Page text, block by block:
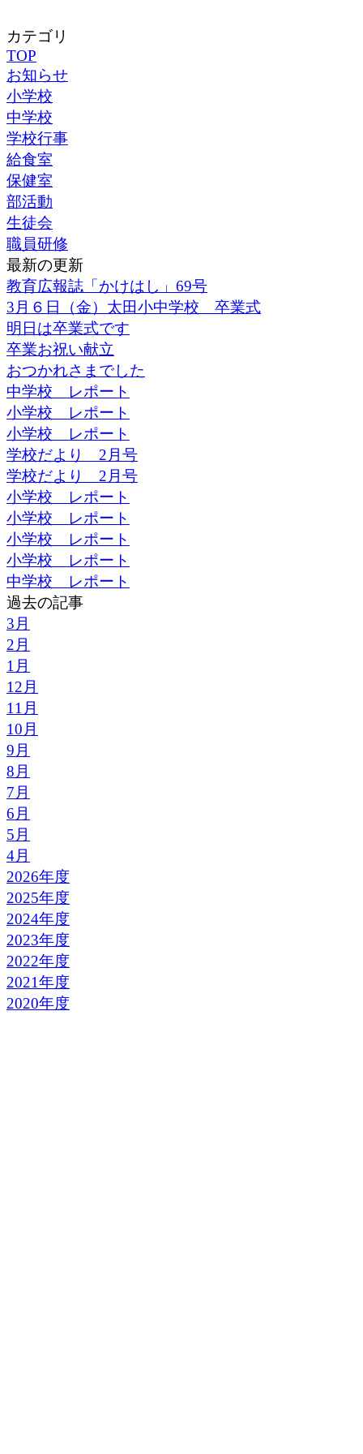
カテゴリ
TOP
お知らせ
小学校
中学校
学校行事
給食室
保健室
部活動
生徒会
職員研修
最新の更新
教育広報誌「かけはし」69号
3月６日（金）太田小中学校 卒業式
明日は卒業式です
卒業お祝い献立
おつかれさまでした
中学校 レポート
小学校 レポート
小学校 レポート
学校だより 2月号
学校だより 2月号
小学校 レポート
小学校 レポート
小学校 レポート
小学校 レポート
中学校 レポート
過去の記事
3月
2月
1月
12月
11月
10月
9月
8月
7月
6月
5月
4月
2026年度
2025年度
2024年度
2023年度
2022年度
2021年度
2020年度